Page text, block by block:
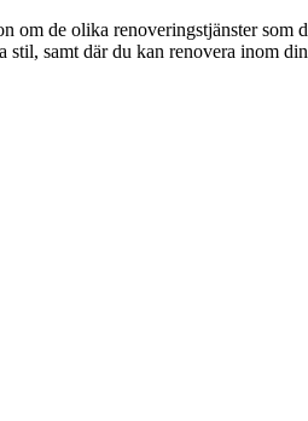
om de olika renoveringstjänster som
stil, samt där du kan renovera inom